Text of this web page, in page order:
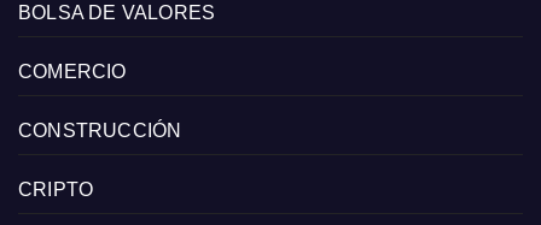
BOLSA DE VALORES
COMERCIO
CONSTRUCCIÓN
CRIPTO